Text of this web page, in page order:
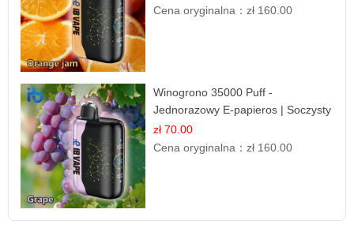
Cena oryginalna：zł 160.00
Winogrono 35000 Puff -
Jednorazowy E-papieros | Soczysty
Smak Winogron
zł 70.00
Cena oryginalna：zł 160.00